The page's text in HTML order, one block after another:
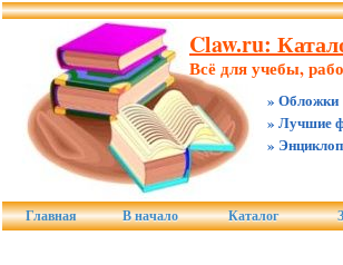
Claw.ru:
Всё для учебы,
» Обложки
» Лучшие
»
Главная В начало Каталог